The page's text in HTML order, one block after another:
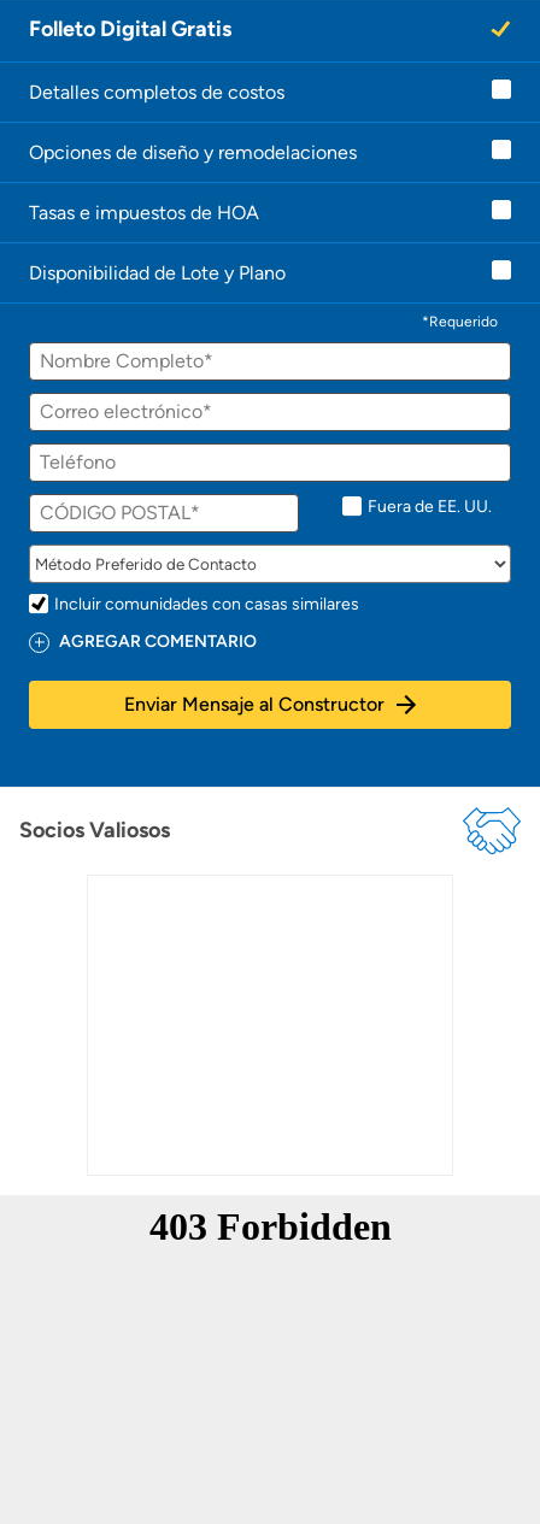
n
e
e
c
t
r
á
r
n
t
!
Folleto Digital Gratis
Detalles completos de costos
Opciones de diseño y remodelaciones
Tasas e impuestos de HOA
Disponibilidad de Lote y Plano
*Requerido
Nombre
Correo
electrónico
Teléfono
Fuera de EE. UU.
Incluir comunidades con casas similares
AGREGAR COMENTARIO
Enviar Mensaje al Constructor
Socios Valiosos